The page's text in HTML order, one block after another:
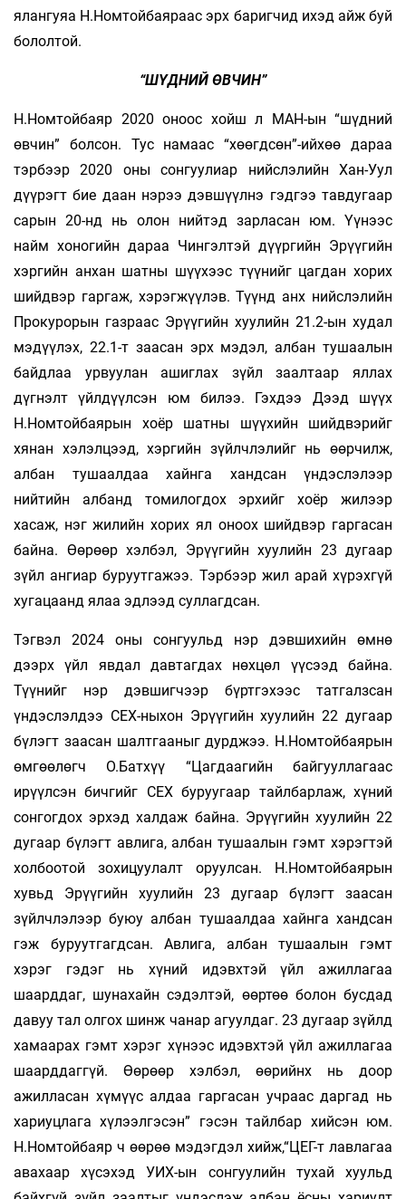
ялангуяа Н.Номтойбаяраас эрх баригчид ихэд айж буй
бололтой.
“ШҮДНИЙ ӨВЧИН”
Н.Номтойбаяр 2020 оноос хойш л МАН-ын “шүдний
өвчин” болсон. Тус намаас “хөөгдсөн”-ийхөө дараа
тэрбээр 2020 оны сонгуулиар нийслэлийн Хан-Уул
дүүрэгт бие даан нэрээ дэвшүүлнэ гэдгээ тавдугаар
сарын 20-нд нь олон нийтэд зарласан юм. Үүнээс
найм хоногийн дараа Чингэлтэй дүүргийн Эрүүгийн
хэргийн анхан шатны шүүхээс түүнийг цагдан хорих
шийдвэр гаргаж, хэрэгжүүлэв. Түүнд анх нийслэлийн
Прокурорын газраас Эрүүгийн хуулийн 21.2-ын худал
мэдүүлэх, 22.1-т заасан эрх мэдэл, албан тушаалын
байдлаа урвуулан ашиглах зүйл заалтаар яллах
дүгнэлт үйлдүүлсэн юм билээ. Гэхдээ Дээд шүүх
Н.Номтойбаярын хоёр шатны шүүхийн шийдвэрийг
хянан хэлэлцээд, хэргийн зүйлчлэлийг нь өөрчилж,
албан тушаалдаа хайнга хандсан үндэслэлээр
нийтийн албанд томилогдох эрхийг хоёр жилээр
хасаж, нэг жилийн хорих ял оноох шийдвэр гаргасан
байна. Өөрөөр хэлбэл, Эрүүгийн хуулийн 23 дугаар
зүйл ангиар буруутгажээ. Тэрбээр жил арай хүрэхгүй
хугацаанд ялаа эдлээд суллагдсан.
Тэгвэл 2024 оны сонгуульд нэр дэвшихийн өмнө
дээрх үйл явдал давтагдах нөхцөл үүсээд байна.
Түүнийг нэр дэвшигчээр бүртгэхээс татгалзсан
үндэслэлдээ СЕХ-ныхон Эрүүгийн хуулийн 22 дугаар
бүлэгт заасан шалтгааныг дурджээ. Н.Номтойбаярын
өмгөөлөгч О.Батхүү “Цагдаагийн байгууллагаас
ирүүлсэн бичгийг СЕХ буруугаар тайлбарлаж, хүний
сонгогдох эрхэд халдаж байна. Эрүүгийн хуулийн 22
дугаар бүлэгт авлига, албан тушаалын гэмт хэрэгтэй
холбоотой зохицуулалт оруулсан. Н.Номтойбаярын
хувьд Эрүүгийн хуулийн 23 дугаар бүлэгт заасан
зүйлчлэлээр буюу албан тушаалдаа хайнга хандсан
гэж буруутгагдсан. Авлига, албан тушаалын гэмт
хэрэг гэдэг нь хүний идэвхтэй үйл ажиллагаа
шаарддаг, шунахайн сэдэлтэй, өөртөө болон бусдад
давуу тал олгох шинж чанар агуулдаг. 23 дугаар зүйлд
хамаарах гэмт хэрэг хүнээс идэвхтэй үйл ажиллагаа
шаарддаггүй. Өөрөөр хэлбэл, өөрийнх нь доор
ажилласан хүмүүс алдаа гаргасан учраас даргад нь
хариуцлага хүлээлгэсэн” гэсэн тайлбар хийсэн юм.
Н.Номтойбаяр ч өөрөө мэдэгдэл хийж,“ЦЕГ-т лавлагаа
авахаар хүсэхэд УИХ-ын сонгуулийн тухай хуульд